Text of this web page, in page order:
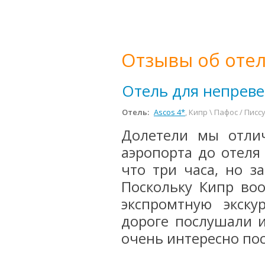
Отзывы об
Отель для
Отель: Ascos 4*, Кипр \ Пафос /
Долетели мы
аэропорта до
что три часа, но
Поскольку Кипр
экспромтную
дороге послушали
очень интересно